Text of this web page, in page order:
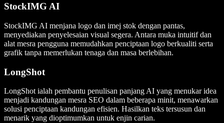
StockIMG AI
StockIMG AI menjana logo dan imej stok dengan pantas,
menyediakan penyelesaian visual segera. Antara muka intuitif dan
alat mesra pengguna memudahkan penciptaan logo berkualiti serta
grafik tanpa memerlukan tenaga dan masa berlebihan.
LongShot
LongShot ialah pembantu penulisan panjang AI yang menukar idea
menjadi kandungan mesra SEO dalam beberapa minit, menawarkan
solusi penciptaan kandungan efisien. Hasilkan teks tersusun dan
menarik yang dioptimumkan untuk enjin carian.